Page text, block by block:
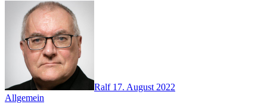
Ralf 17. August 2022
Allgemein